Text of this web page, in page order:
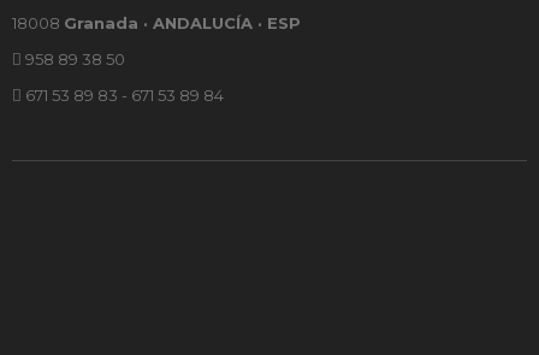
18008 Granada · ANDALUCÍA · ESP
958 89 38 50
671 53 89 83 - 671 53 89 84